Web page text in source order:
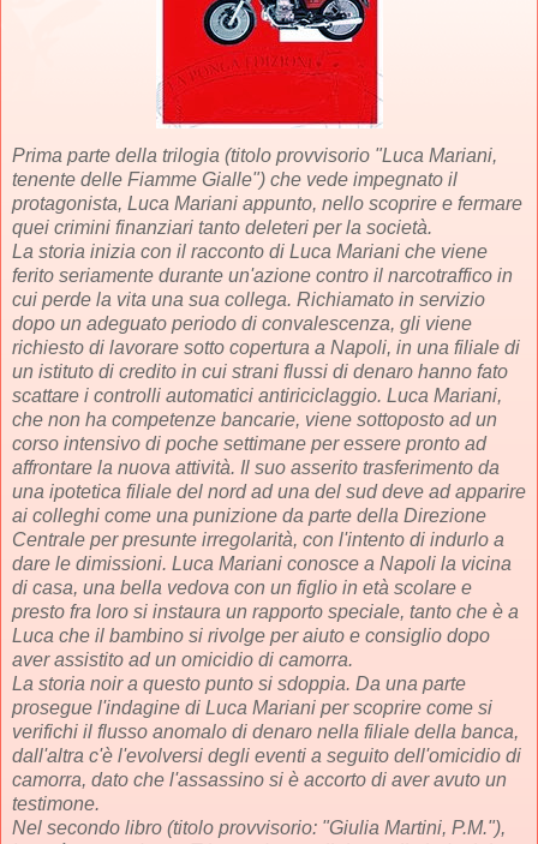
Prima parte della trilogia (titolo provvisorio "Luca Mariani,
tenente delle Fiamme Gialle") che vede impegnato il
protagonista, Luca Mariani appunto, nello scoprire e fermare
quei crimini finanziari tanto deleteri per la società.
La storia inizia con il racconto di Luca Mariani che viene
ferito seriamente durante un'azione contro il narcotraffico in
cui perde la vita una sua collega. Richiamato in servizio
dopo un adeguato periodo di convalescenza, gli viene
richiesto di lavorare sotto copertura a Napoli, in una filiale di
un istituto di credito in cui strani flussi di denaro hanno fato
scattare i controlli automatici antiriciclaggio. Luca Mariani,
che non ha competenze bancarie, viene sottoposto ad un
corso intensivo di poche settimane per essere pronto ad
affrontare la nuova attività. Il suo asserito trasferimento da
una ipotetica filiale del nord ad una del sud deve ad apparire
ai colleghi come una punizione da parte della Direzione
Centrale per presunte irregolarità, con l'intento di indurlo a
dare le dimissioni. Luca Mariani conosce a Napoli la vicina
di casa, una bella vedova con un figlio in età scolare e
presto fra loro si instaura un rapporto speciale, tanto che è a
Luca che il bambino si rivolge per aiuto e consiglio dopo
aver assistito ad un omicidio di camorra.
La storia noir a questo punto si sdoppia. Da una parte
prosegue l'indagine di Luca Mariani per scoprire come si
verifichi il flusso anomalo di denaro nella filiale della banca,
dall'altra c'è l'evolversi degli eventi a seguito dell'omicidio di
camorra, dato che l'assassino si è accorto di aver avuto un
testimone.
Nel secondo libro (titolo provvisorio: "Giulia Martini, P.M."),